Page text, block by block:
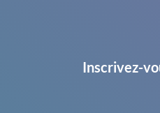
Inscrivez-